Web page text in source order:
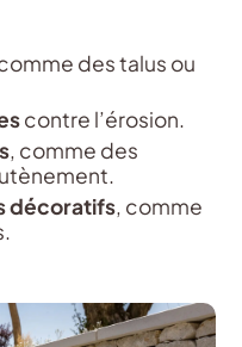
des talus ou
contre l’érosion.
, comme des
décoratifs, comme